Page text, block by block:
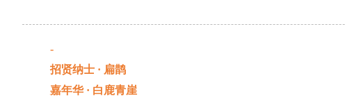
-
招贤纳士 · 扁鹊
嘉年华 · 白鹿青崖